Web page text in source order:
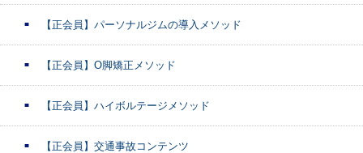
【正会員】パーソナルジムの導入メソッド
【正会員】O脚矯正メソッド
【正会員】ハイボルテージメソッド
【正会員】交通事故コンテンツ